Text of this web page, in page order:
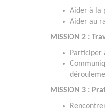
Aider à la
Aider au
MISSION 2 :
Participer
MISSION 3 :